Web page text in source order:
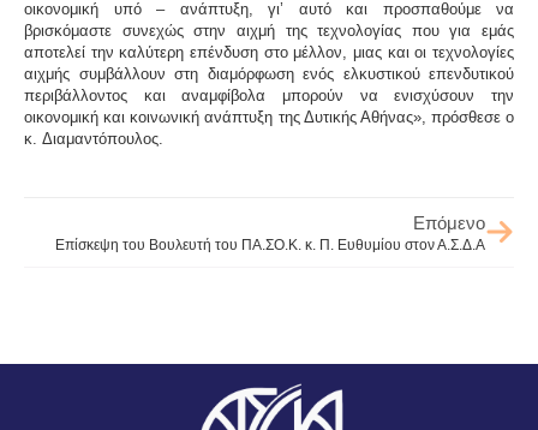
οικονομική υπό – ανάπτυξη, γι’ αυτό και προσπαθούμε να
βρισκόμαστε συνεχώς στην αιχμή της τεχνολογίας που για εμάς
αποτελεί την καλύτερη επένδυση στο μέλλον, μιας και οι τεχνολογίες
αιχμής συμβάλλουν στη διαμόρφωση ενός ελκυστικού επενδυτικού
περιβάλλοντος και αναμφίβολα μπορούν να ενισχύσουν την
οικονομική και κοινωνική ανάπτυξη της Δυτικής Αθήνας», πρόσθεσε ο
κ. Διαμαντόπουλος
Επόμενο
Επίσκεψη του Βουλευτή του ΠΑ.ΣΟ.Κ. κ. Π. Ευθυμίου στον Α.Σ.Δ.Α